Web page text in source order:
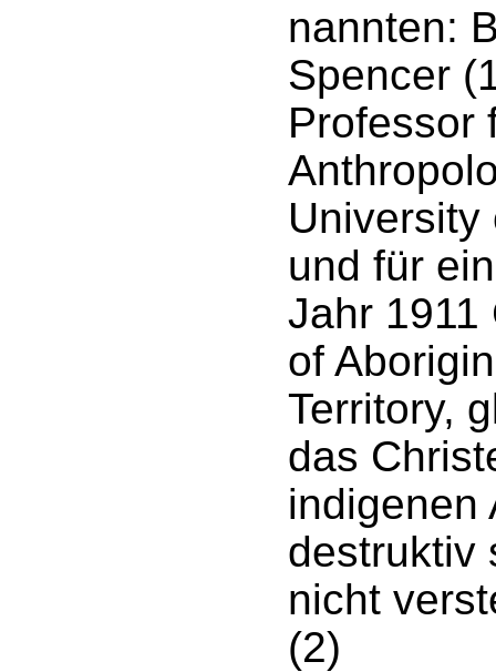
nannten:
Spencer
Professor
University
und für
Jahr 1911
of
Territory,
das
indigenen
destruktiv
nicht
(2)